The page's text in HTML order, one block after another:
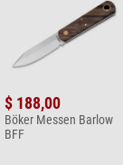
Algemeen
Kleur
Lengte (cm)
$ 188,00
Böker Messen Barlow
BFF